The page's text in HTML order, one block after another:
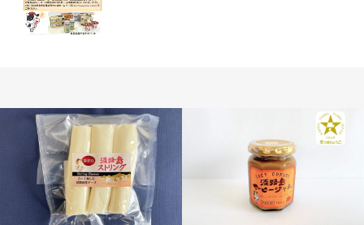
チーズ